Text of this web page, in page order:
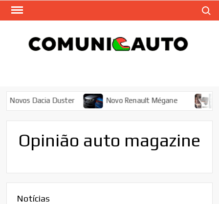
Skip
Duster Novo Renault Mégane
Opinião auto magazine
Notícias